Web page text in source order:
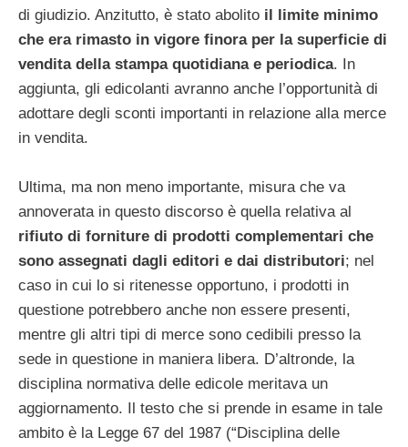
di giudizio. Anzitutto, è stato abolito il limite minimo
che era rimasto in vigore finora per la superficie di
vendita della stampa quotidiana e periodica. In
aggiunta, gli edicolanti avranno anche l’opportunità di
adottare degli sconti importanti in relazione alla merce
in vendita.
Ultima, ma non meno importante, misura che va
annoverata in questo discorso è quella relativa al
rifiuto di forniture di prodotti complementari che
sono assegnati dagli editori e dai distributori; nel
caso in cui lo si ritenesse opportuno, i prodotti in
questione potrebbero anche non essere presenti,
mentre gli altri tipi di merce sono cedibili presso la
sede in questione in maniera libera. D’altronde, la
disciplina normativa delle edicole meritava un
aggiornamento. Il testo che si prende in esame in tale
ambito è la Legge 67 del 1987 (“Disciplina delle